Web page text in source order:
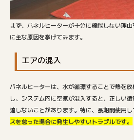
まず、パネルヒーターが十分に機能しない理
に主な原因を挙げてみます。
エアの混入
パネルヒーターは、水が循環することで熱を
し、システム内に空気が混入すると、正しい
達しないことがあります。特に、長期間使用し
スを怠った場合に発生しやすいトラブルです。